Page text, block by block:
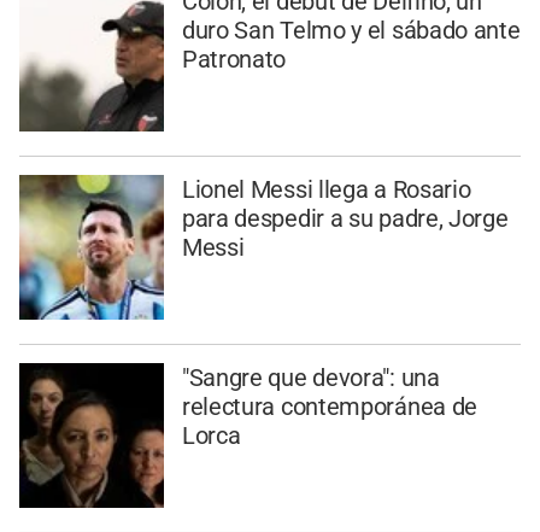
duro San Telmo y el sábado ante
Patronato
Lionel Messi llega a Rosario
para despedir a su padre, Jorge
Messi
"Sangre que devora": una
relectura contemporánea de
Lorca